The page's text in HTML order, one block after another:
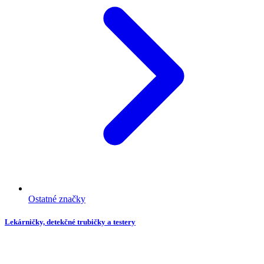
Ostatné značky
Lekárničky, detekčné trubičky a testery